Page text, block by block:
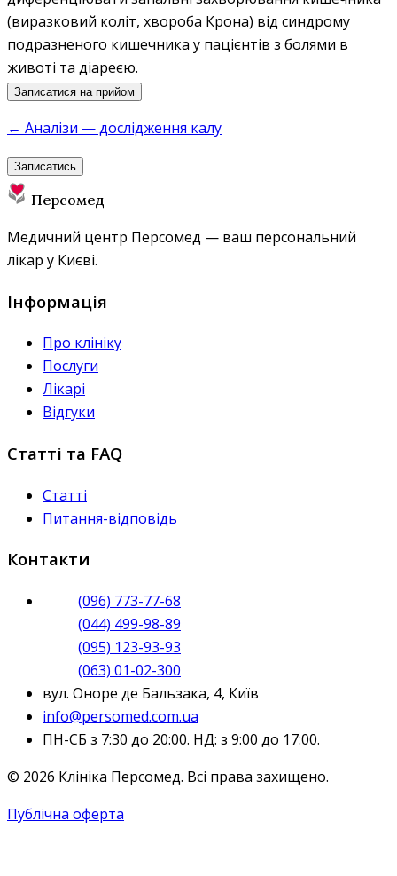
(виразковий коліт, хвороба Крона) від синдрому
подразненого кишечника у пацієнтів з болями в
животі та діареєю.
Записатися на прийом
← Аналізи — дослідження калу
Записатись
Персомед
Медичний центр Персомед — ваш персональний
лікар у Києві.
Інформація
Про клініку
Послуги
Лікарі
Відгуки
Статті та FAQ
Статті
Питання-відповідь
Контакти
(096) 773-77-68
(044) 499-98-89
(095) 123-93-93
(063) 01-02-300
вул. Оноре де Бальзака, 4, Київ
info@persomed.com.ua
ПН-СБ з 7:30 до 20:00. НД: з 9:00 до 17:00.
© 2026 Клініка Персомед. Всі права захищено.
Публічна оферта